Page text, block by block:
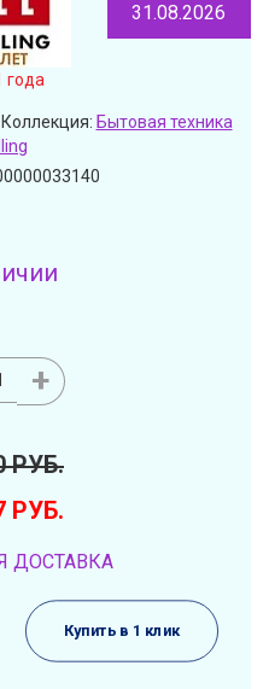
года
31.08.2026
Бытовая техника
+
РУБ.
РУБ.
ДОСТАВКА
Купить в 1 клик